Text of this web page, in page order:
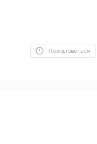
Пожаловаться